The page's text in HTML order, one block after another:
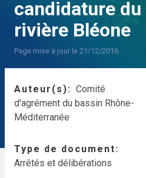
candidature
rivière Bléone
Page mise à jour le 21/12/2016
Auteur(s)
Comité
d'agrément du bassin Rhône-
Méditerranée
Type de document
Arrêtés et délibérations